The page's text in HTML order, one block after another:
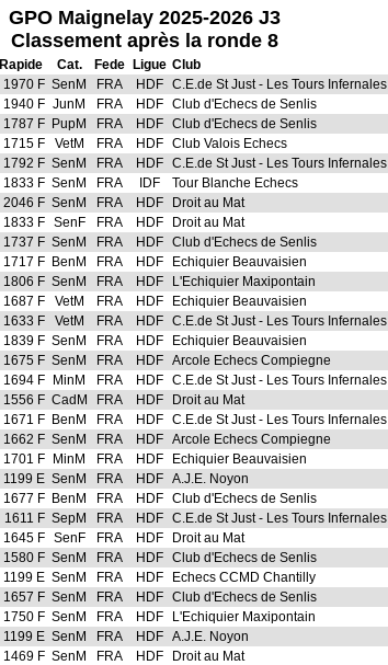
GPO Maignelay 2025-2026 J3
Classement après la ronde 8
Rapide Cat. Fede Ligue Club
1970 F SenM FRA HDF C.E.de St Just - Les Tours Infernales
1940 F JunM FRA HDF Club d'Echecs de Senlis
1787 F PupM FRA HDF Club d'Echecs de Senlis
1715 F VetM FRA HDF Club Valois Echecs
1792 F SenM FRA HDF C.E.de St Just - Les Tours Infernales
1833 F SenM FRA IDF Tour Blanche Echecs
2046 F SenM FRA HDF Droit au Mat
1833 F SenF FRA HDF Droit au Mat
1737 F SenM FRA HDF Club d'Echecs de Senlis
1717 F BenM FRA HDF Echiquier Beauvaisien
1806 F SenM FRA HDF L'Echiquier Maxipontain
1687 F VetM FRA HDF Echiquier Beauvaisien
1633 F VetM FRA HDF C.E.de St Just - Les Tours Infernales
1839 F SenM FRA HDF Echiquier Beauvaisien
1675 F SenM FRA HDF Arcole Echecs Compiegne
1694 F MinM FRA HDF C.E.de St Just - Les Tours Infernales
1556 F CadM FRA HDF Droit au Mat
1671 F BenM FRA HDF C.E.de St Just - Les Tours Infernales
1662 F SenM FRA HDF Arcole Echecs Compiegne
1701 F MinM FRA HDF Echiquier Beauvaisien
1199 E SenM FRA HDF A.J.E. Noyon
1677 F BenM FRA HDF Club d'Echecs de Senlis
1611 F SepM FRA HDF C.E.de St Just - Les Tours Infernales
1645 F SenF FRA HDF Droit au Mat
1580 F SenM FRA HDF Club d'Echecs de Senlis
1199 E SenM FRA HDF Echecs CCMD Chantilly
1657 F SenM FRA HDF Club d'Echecs de Senlis
1750 F SenM FRA HDF L'Echiquier Maxipontain
1199 E SenM FRA HDF A.J.E. Noyon
1469 F SenM FRA HDF Droit au Mat